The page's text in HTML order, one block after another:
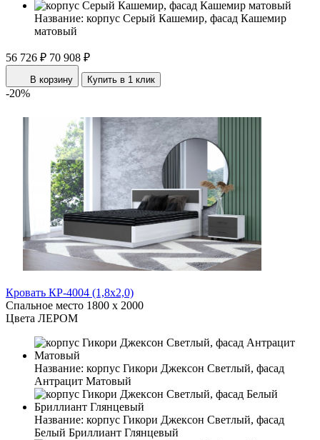
Название: корпус Серый Кашемир, фасад Кашемир
матовый
56 726 ₽ 70 908 ₽
В корзину Купить в 1 клик
-20%
Кровать КР-4004 (1,8x2,0)
Спальное место 1800 x 2000
Цвета ЛЕРОМ
Название: корпус Гикори Джексон Светлый, фасад
Антрацит Матовый
Название: корпус Гикори Джексон Светлый, фасад
Белый Бриллиант Глянцевый